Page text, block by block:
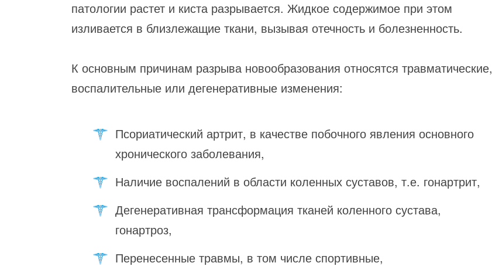
патологии растет и киста разрывается. Жидкое содержимое при этом
изливается в близлежащие ткани, вызывая отечность и болезненность.
К основным причинам разрыва новообразования относятся травматические,
воспалительные или дегенеративные изменения:
Псориатический артрит, в качестве побочного явления основного
хронического заболевания,
Наличие воспалений в области коленных суставов, т.е. гонартрит,
Дегенеративная трансформация тканей коленного сустава,
гонартроз,
Перенесенные травмы, в том числе спортивные,